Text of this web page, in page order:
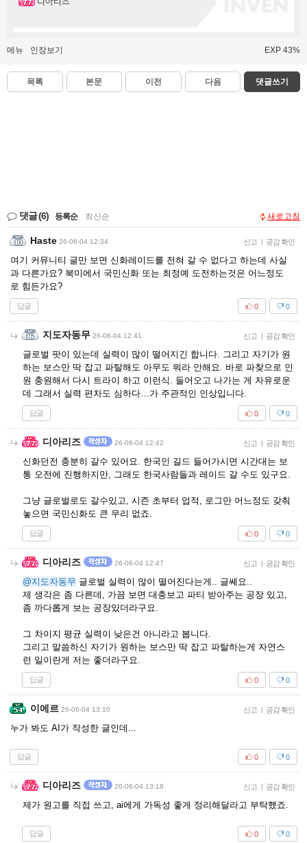
메뉴 인장보기 EXP 43%
목록 본문 이전 다음 댓글쓰기
댓글(6) 등록순 최신순 새로고침
Haste 26-06-04 12:34 신고 | 공감 확인
여기 커뮤니티 글만 보면 신화레이드를 전혀 갈 수 없다고 하는데 사실
과 다른가요? 북미에서 국민신화 또는 최정예 도전하는것은 어느정도
로 힘든가요?
답글 0
0
지도자동무 26-06-04 12:41 신고 | 공감 확인
글로벌 팟이 있는데 실력이 많이 떨어지긴 합니다. 그리고 자기가 원
하는 보스만 딱 잡고 파탈해도 아무도 뭐라 안해요. 바로 파찾으로 인
원 충원해서 다시 트라이 하고 이런식. 들어오고 나가는 게 자유로운
데 그래서 실력 편차도 심하다…가 주관적인 인상입니다.
답글 0
0
디아리즈 26-06-04 12:42 신고 | 공감 확인
신화던전 충분히 갈수 있어요. 한국인 길드 들어가시면 시간대는 보
통 오전에 진행하지만, 그래도 한국사람들과 레이드 갈 수도 있구요.
그냥 글로벌로도 갈수있고, 시즌 초부터 업적, 로그만 어느정도 갖춰
놓으면 국민신화도 큰 무리 없죠.
답글 0
0
디아리즈 26-06-04 12:47 신고 | 공감 확인
@지도자동무 글로벌 실력이 많이 떨어진다는게.. 글쎄요..
제 생각은 좀 다른데, 가끔 보면 대충보고 파티 받아주는 공장 있고,
좀 까다롭게 보는 공장있더라구요.
그 차이지 평균 실력이 낮은건 아니라고 봅니다.
그리고 말씀하신 자기가 원하는 보스만 딱 잡고 파탈하는게 자연스
런 일이란게 저는 좋더라구요.
답글 0
0
이에르 26-06-04 13:10 신고 | 공감 확인
누가 봐도 AI가 작성한 글인데...
답글 0
0
디아리즈 26-06-04 13:18 신고 | 공감 확인
제가 원고를 직접 쓰고, ai에게 가독성 좋게 정리해달라고 부탁했죠.
답글 0
0